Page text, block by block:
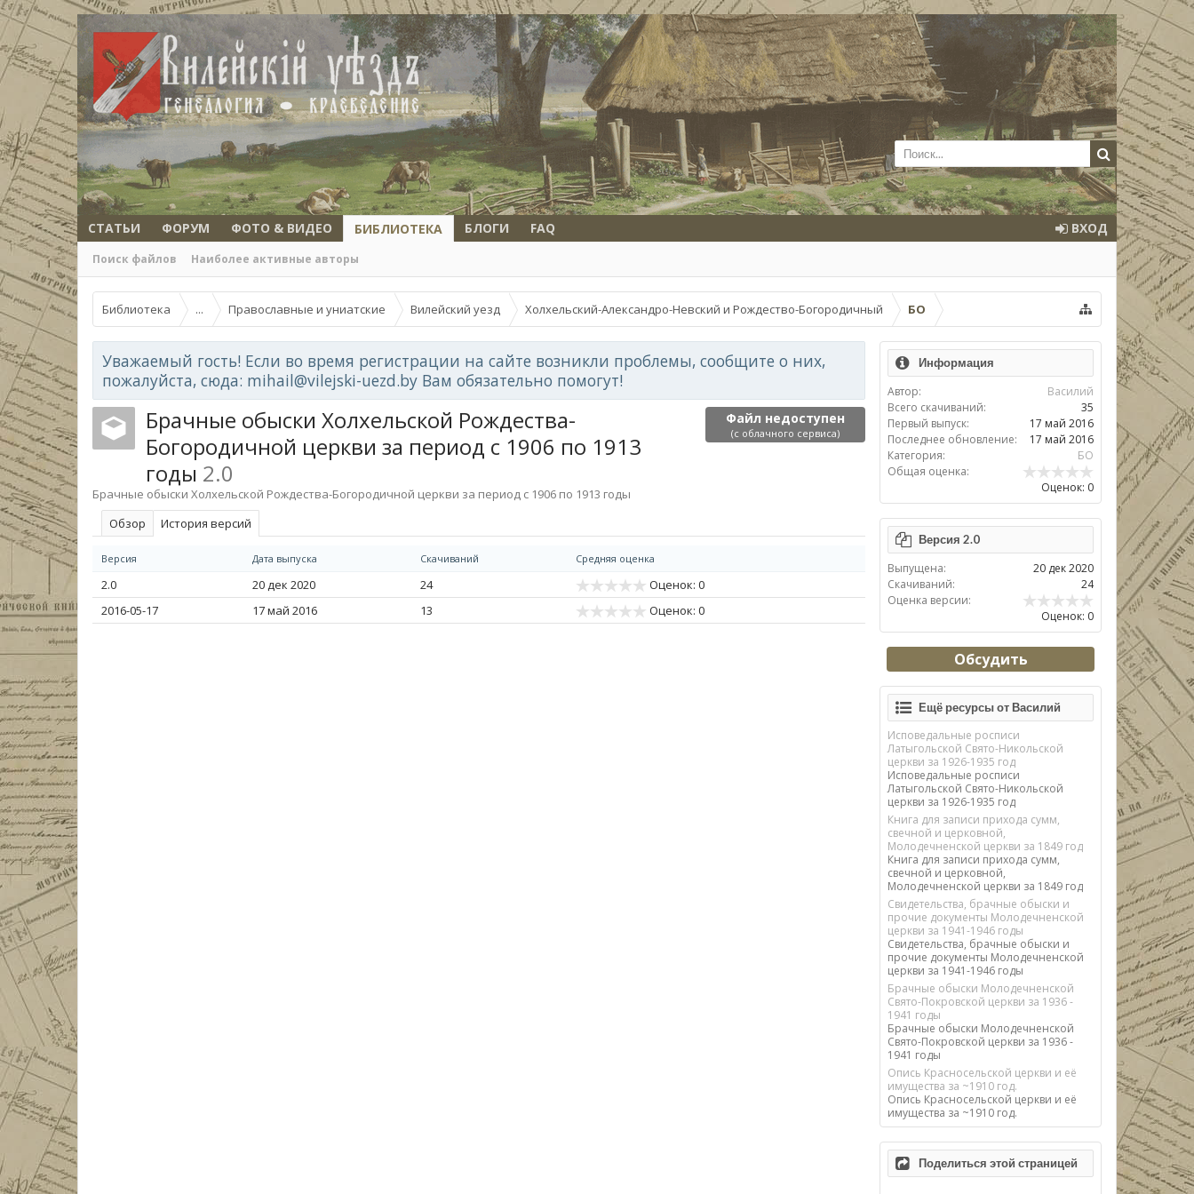
СТАТЬИ ФОРУМ ФОТО & ВИДЕО БИБЛИОТЕКА
Поиск файлов Наиболее активные авторы
БЛОГИ FAQ ВХОД
Библиотека ... Православные и униатские Вилейский уезд Холхельский-Александро-Невский и Рождество-Богородичный БО
Уважаемый гость! Если во время регистрации на сайте возникли проблемы, сообщите о них,
пожалуйста, сюда: mihail@vilejski-uezd.by Вам обязательно помогут!
Файл недоступен
(с облачного сервиса)
Брачные обыски Холхельской Рождества-
Богородичной церкви за период с 1906 по 1913
годы 2.0
Брачные обыски Холхельской Рождества-Богородичной церкви за период с 1906 по 1913 годы
Обзoр
История версий
Версия Дата выпуска Скачиваний Средняя оценка
2.0 20 дек 2020 24
Оценок: 0
2016-05-17
17 май 2016 13 Оценок: 0
Информация
Автор:
Василий
Всего скачиваний:
35
Первый выпуск:
17 май 2016
Последнее обновление:
17 май 2016
Категория:
БО
Общая оценка:
Оценок: 0
Версия 2.0
Выпущена:
20 дек 2020
Скачиваний:
24
Оценка версии:
Оценок: 0
Обсудить
Ещё ресурсы от Василий
Исповедальные росписи
Латыгольской Свято-Никольской
церкви за 1926-1935 год
Исповедальные росписи
Латыгольской Свято-Никольской
церкви за 1926-1935 год
Книга для записи прихода сумм,
свечной и церковной,
Молодечненской церкви за 1849 год
Книга для записи прихода сумм,
свечной и церковной,
Молодечненской церкви за 1849 год
Свидетельства, брачные обыски и
прочие документы Молодечненской
церкви за 1941-1946 годы
Свидетельства, брачные обыски и
прочие документы Молодечненской
церкви за 1941-1946 годы
Брачные обыски Молодечненской
Свято-Покровской церкви за 1936 -
1941 годы
Брачные обыски Молодечненской
Свято-Покровской церкви за 1936 -
1941 годы
Опись Красносельской церкви и её
имущества за ~1910 год.
Опись Красносельской церкви и её
имущества за ~1910 год.
Поделиться этой страницей